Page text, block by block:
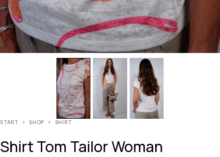
START SHOP SHIRT
Shirt Tom Tailor Woman